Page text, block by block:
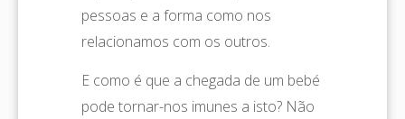
pessoas e a forma como nos
relacionamos com os outros.
E como é que a chegada de um bebé
pode tornar-nos imunes a isto? Não